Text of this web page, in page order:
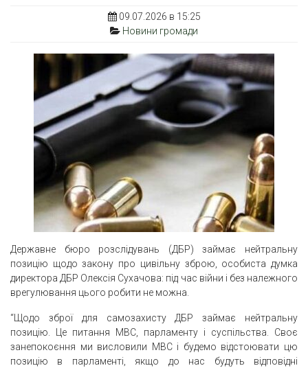
09.07.2026 в 15:25
Новини громади
Державне бюро розслідувань (ДБР) займає нейтральну
позицію щодо закону про цивільну зброю, особиста думка
директора ДБР Олексія Сухачова: під час війни і без належного
врегулювання цього робити не можна.
“Щодо зброї для самозахисту ДБР займає нейтральну
позицію. Це питання МВС, парламенту і суспільства. Своє
занепокоєння ми висловили МВС і будемо відстоювати цю
позицію в парламенті, якщо до нас будуть відповідні